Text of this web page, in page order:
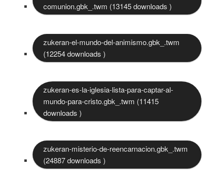
comunion.gbk_.twm (13145 downloads )
zukeran-el-mundo-del-animismo.gbk_.twm
(12254 downloads )
zukeran-es-la-iglesia-lista-para-captar-al-
mundo-para-cristo.gbk_.twm (11415
downloads )
zukeran-misterio-de-reencarnacion.gbk_.twm
(24887 downloads )